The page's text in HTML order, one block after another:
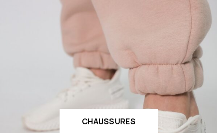
CHAUSSURES